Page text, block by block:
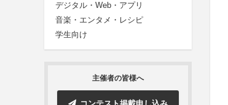
デジタル・Web・アプリ
音楽・エンタメ・レシピ
学生向け
主催者の皆様へ